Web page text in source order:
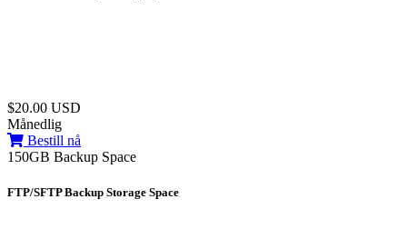
$20.00 USD
Månedlig
Bestill nå
150GB Backup Space
FTP/SFTP Backup Storage Space